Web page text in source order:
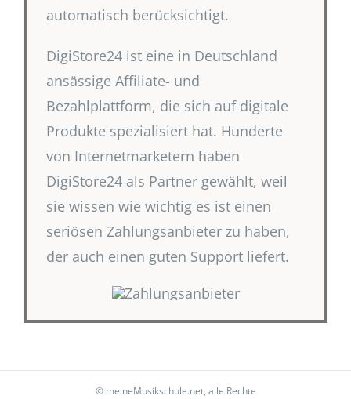
automatisch berücksichtigt.
DigiStore24 ist eine in Deutschland
ansässige Affiliate- und
Bezahlplattform, die sich auf digitale
Produkte spezialisiert hat. Hunderte
von Internetmarketern haben
DigiStore24 als Partner gewählt, weil
sie wissen wie wichtig es ist einen
seriösen Zahlungsanbieter zu haben,
der auch einen guten Support liefert.
© meineMusikschule.net, alle Rechte